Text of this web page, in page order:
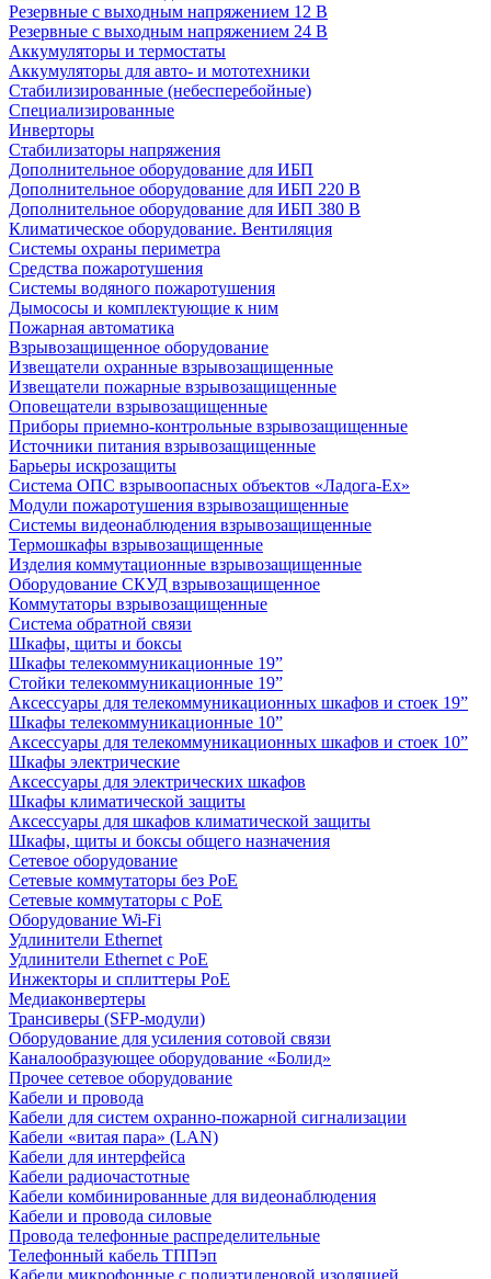
Резервные с выходным напряжением 12 В
Резервные с выходным напряжением 24 В
Аккумуляторы и термостаты
Аккумуляторы для авто- и мототехники
Стабилизированные (небесперебойные)
Специализированные
Инверторы
Стабилизаторы напряжения
Дополнительное оборудование для ИБП
Дополнительное оборудование для ИБП 220 В
Дополнительное оборудование для ИБП 380 В
Климатическое оборудование. Вентиляция
Системы охраны периметра
Средства пожаротушения
Системы водяного пожаротушения
Дымососы и комплектующие к ним
Пожарная автоматика
Взрывозащищенное оборудование
Извещатели охранные взрывозащищенные
Извещатели пожарные взрывозащищенные
Оповещатели взрывозащищенные
Приборы приемно-контрольные взрывозащищенные
Источники питания взрывозащищенные
Барьеры искрозащиты
Система ОПС взрывоопасных объектов «Ладога-Ex»
Модули пожаротушения взрывозащищенные
Системы видеонаблюдения взрывозащищенные
Термошкафы взрывозащищенные
Изделия коммутационные взрывозащищенные
Оборудование СКУД взрывозащищенное
Коммутаторы взрывозащищенные
Система обратной связи
Шкафы, щиты и боксы
Шкафы телекоммуникационные 19”
Стойки телекоммуникационные 19”
Аксессуары для телекоммуникационных шкафов и стоек 19”
Шкафы телекоммуникационные 10”
Аксессуары для телекоммуникационных шкафов и стоек 10”
Шкафы электрические
Аксессуары для электрических шкафов
Шкафы климатической защиты
Аксессуары для шкафов климатической защиты
Шкафы, щиты и боксы общего назначения
Сетевое оборудование
Сетевые коммутаторы без PoE
Сетевые коммутаторы с PoE
Оборудование Wi-Fi
Удлинители Ethernet
Удлинители Ethernet с PoE
Инжекторы и сплиттеры PoE
Медиаконвертеры
Трансиверы (SFP-модули)
Оборудование для усиления сотовой связи
Каналообразующее оборудование «Болид»
Прочее сетевое оборудование
Кабели и провода
Кабели для систем охранно-пожарной сигнализации
Кабели «витая пара» (LAN)
Кабели для интерфейса
Кабели радиочастотные
Кабели комбинированные для видеонаблюдения
Кабели и провода силовые
Провода телефонные распределительные
Телефонный кабель ТППэп
Кабели микрофонные с полиэтиленовой изоляцией